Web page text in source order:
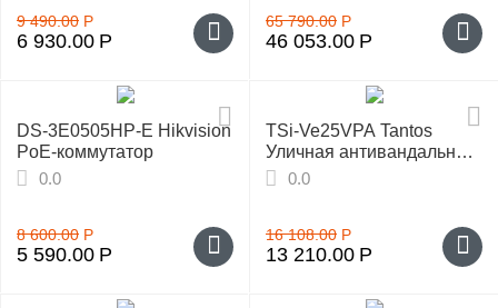
9 490.00 Р
6 930.00 Р
65 790.00 Р
46 053.00 Р
DS-3E0505HP-E Hikvision
PoE-коммутатор
0.0
8 600.00 Р
5 590.00 Р
TSi-Ve25VPA Tantos
Уличная антивандальная
камера
0.0
16 108.00 Р
13 210.00 Р